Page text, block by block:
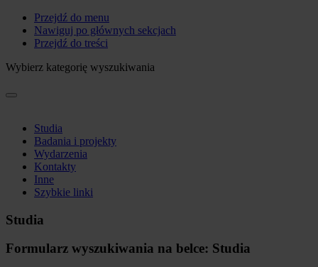
Przejdź do menu
Nawiguj po głównych sekcjach
Przejdź do treści
Wybierz kategorię wyszukiwania
Studia
Badania i projekty
Wydarzenia
Kontakty
Inne
Szybkie linki
Studia
Formularz wyszukiwania na belce: Studia